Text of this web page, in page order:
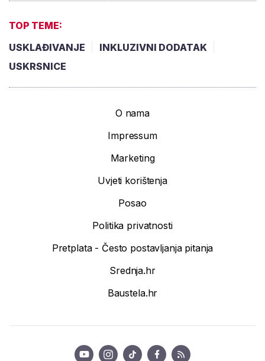
TOP TEME:
USKLAĐIVANJE
INKLUZIVNI DODATAK
USKRSNICE
O nama
Impressum
Marketing
Uvjeti korištenja
Posao
Politika privatnosti
Pretplata - Često postavljanja pitanja
Srednja.hr
Baustela.hr